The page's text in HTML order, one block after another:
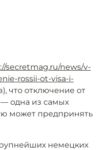
secretmag.ru/news/v-
rossii-ot-visa-i-
что отключение от
одна из самых
может предпринять
немецких